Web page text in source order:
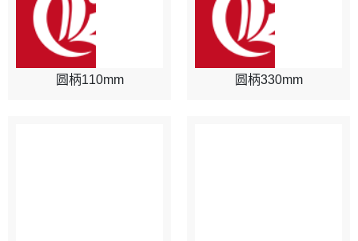
圆柄110mm 圆柄330mm